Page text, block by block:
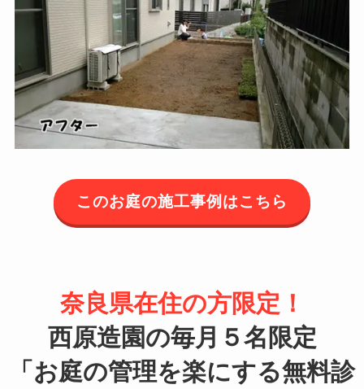
このお庭の施工事例はこちら
奈良県在住の方限定！
西原造園の毎月５名限定
「お庭の管理を楽にする無料診